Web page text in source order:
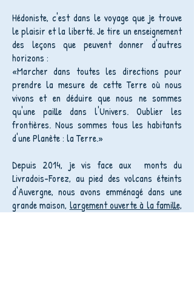
Hédoniste, c'est dans le voyage que je trouve
le plaisir et la liberté. Je tire un enseignement
des leçons que peuvent donner d'autres
horizons :
«Marcher dans toutes les directions pour
prendre la mesure de cette Terre où nous
vivons et en déduire que nous ne sommes
qu'une paille dans l'Univers. Oublier les
frontières. Nous sommes tous les habitants
d'une Planète : la Terre.»
Depuis 2014, je vis face aux monts du
Livradois-Forez, au pied des volcans éteints
d'Auvergne, nous avons emménagé dans une
grande maison, largement ouverte à la famille,